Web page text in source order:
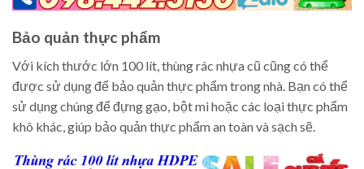
Bảo quản thực phẩm
Với kích thước lớn 100 lít, thùng rác nhựa cũ cũng có thể
được sử dụng để bảo quản thực phẩm trong nhà. Bạn có thể
sử dụng chúng để đựng gạo, bột mì hoặc các loại thực phẩm
khô khác, giúp bảo quản thực phẩm an toàn và sạch sẽ.